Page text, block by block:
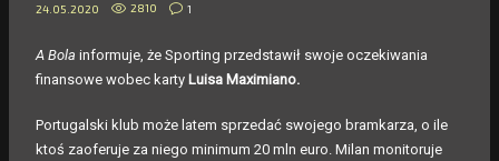
24.05.2020 2810 1
A Bola informuje, że Sporting przedstawił swoje oczekiwania
finansowe wobec karty Luisa Maximiano.
Portugalski klub może latem sprzedać swojego bramkarza, o ile
ktoś zaoferuje za niego minimum 20 mln euro. Milan monitoruje